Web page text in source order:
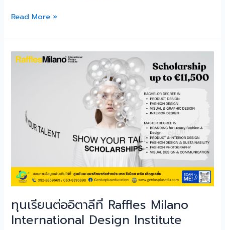
Read More »
ทุนเรียนต่ออิตาลีที่ Raffles Milano
International Design Institute
ทุน
Raffles
Milano
International
Institute